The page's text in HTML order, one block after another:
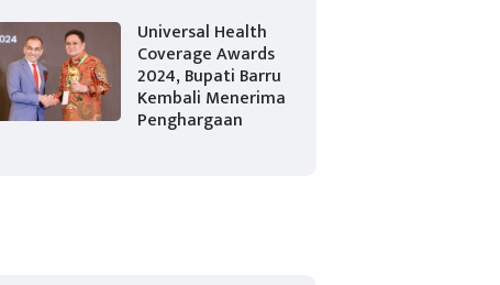
Universal Health
Coverage Awards
2024, Bupati Barru
Kembali Menerima
Penghargaan